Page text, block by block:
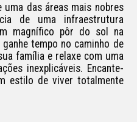
das áreas mais nobres
de uma infraestrutura
magnífico pôr do sol na
tempo no caminho de
família e relaxe com uma
inexplicáveis. Encante-
estilo de viver totalmente